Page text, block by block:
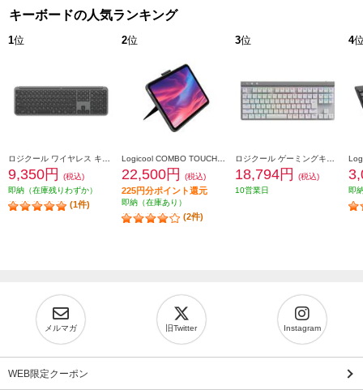
キーボードの人気ランキング
1位
9,350円
(税込)
即納（在庫残りわずか）
(1件)
2位
22,500円 (税込)
225円分ポイント還元
即納（在庫あり）
(2件)
3位
18,794円
(税込)
10営業日
4
即
メルマガ 旧Twitter Instagram
WEB限定クーポン